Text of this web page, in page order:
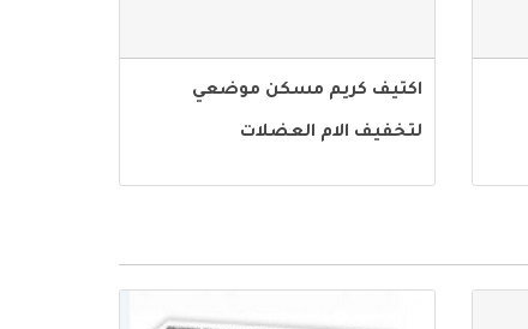
اكتيف كريم مسكن موضعي
لتخفيف الام العضلات